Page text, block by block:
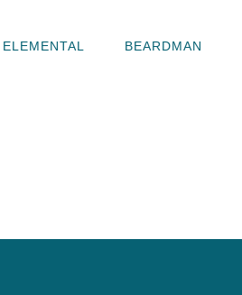
ELEMENTAL BEARDMAN